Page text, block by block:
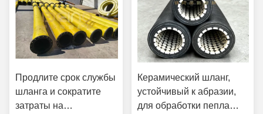
Продлите срок службы
шланга и сократите
затраты на
Керамический шланг,
устойчивый к абразии,
для обработки пепла